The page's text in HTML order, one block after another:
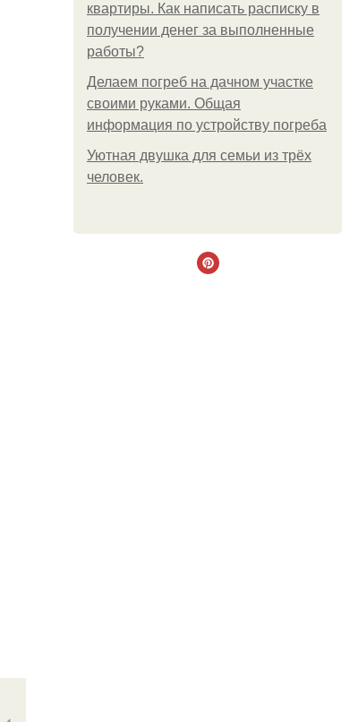
квартиры. Как написать расписку в
получении денег за выполненные
работы?
Делаем погреб на дачном участке
своими руками. Общая
информация по устройству погреба
Уютная двушка для семьи из трёх
человек.